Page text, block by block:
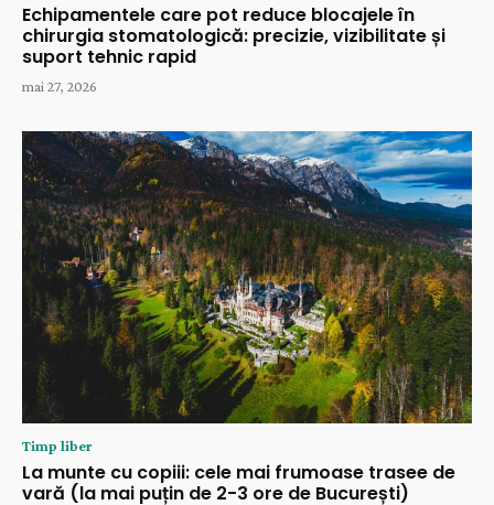
Echipamentele care pot reduce blocajele în
chirurgia stomatologică: precizie, vizibilitate și
suport tehnic rapid
mai 27, 2026
Timp liber
La munte cu copiii: cele mai frumoase trasee de
vară (la mai puțin de 2-3 ore de București)